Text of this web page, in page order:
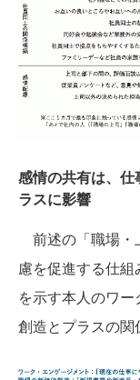
感情の共有は、
ラスに影響
前述の「職場・
慮を促進する仕
を示す本人のワ
創造とプラスの関